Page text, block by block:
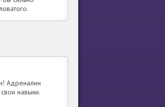
Адреналин
навыки.